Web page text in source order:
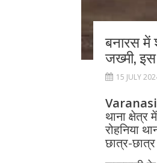
बनारस में
जख्मी,
15 JULY
Varanasi
थाना
रोहनिया
छात्र-